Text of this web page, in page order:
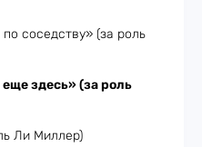
соседству» (за роль
здесь» (за роль
Ли Миллер)